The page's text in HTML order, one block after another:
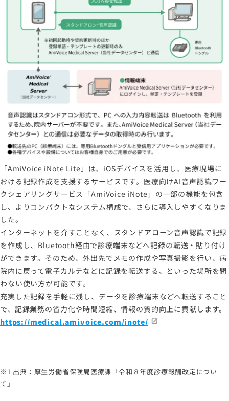
「AmiVoice iNote Lite」は、iOSデバイスを活用し、医療現場に
おける記録作成を支援するサービスです。医療向けAI音声認識ワー
クシェアリングサービス「AmiVoice iNote」の一部の機能を包含
し、よりコンパクトなシステム構成で、さらに導入しやすくなりま
した。
インターネットを介すことなく、スタンドアローン音声認識で記録
を作成し、Bluetooth経由で診療端末などへ記録の転送・貼り付け
ができます。そのため、外出先でメモの作成や写真撮影を行い、病
院内に戻って電子カルテなどに記録を転送する、といった場所を問
わない使い方が可能です。
充実した記録を手軽に残し、データを診療端末などへ転送すること
で、記録業務の省力化や時間短縮、情報の質的向上に貢献します。
https://medical.amivoice.com/inote/
※1 出典：厚生労働省保険局医療課「令和８年度診療報酬改定につい
て」